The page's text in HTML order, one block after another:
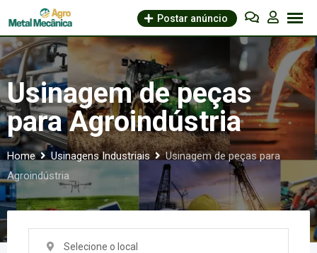
to
content
Postar anúncio
Usinagem de peças
para Agroindústria
Home Usinagens Industriais
Usinagem de peças para
Agroindústria
Selecione o local